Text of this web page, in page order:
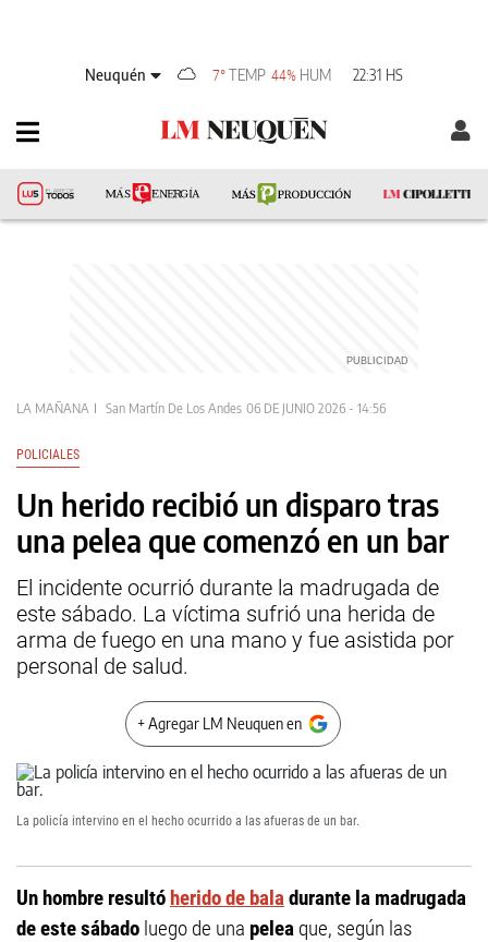
Neuquén 7° TEMP 44% HUM 22:31 HS
LA MAÑANA San Martín De Los Andes 06 DE JUNIO 2026 - 14:56
POLICIALES
Un herido recibió un disparo tras
una pelea que comenzó en un bar
El incidente ocurrió durante la madrugada de
este sábado. La víctima sufrió una herida de
arma de fuego en una mano y fue asistida por
personal de salud.
+ Agregar LM Neuquen en
La policía intervino en el hecho ocurrido a las afueras de un bar.
Un hombre resultó herido de baladurante la madrugada
de este sábado luego de una pelea que, según las